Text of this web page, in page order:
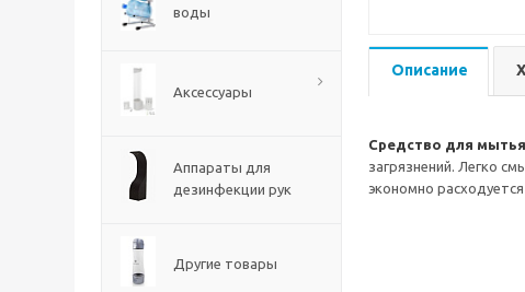
воды
Аксессуары
Аппараты для
дезинфекции рук
Другие товары
Описание
Средство для
загрязнений. Легко
экономно